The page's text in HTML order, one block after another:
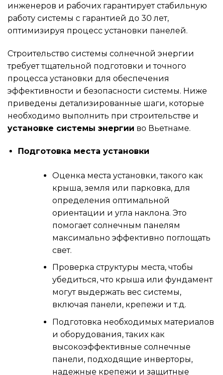
инженеров и рабочих гарантирует стабильную
работу системы с гарантией до 30 лет,
оптимизируя процесс установки панелей.
Строительство системы солнечной энергии
требует тщательной подготовки и точного
процесса установки для обеспечения
эффективности и безопасности системы. Ниже
приведены детализированные шаги, которые
необходимо выполнить при строительстве и
установке системы энергии во Вьетнаме.
Подготовка места установки
Оценка места установки, такого как
крыша, земля или парковка, для
определения оптимальной
ориентации и угла наклона. Это
помогает солнечным панелям
максимально эффективно поглощать
свет.
Проверка структуры места, чтобы
убедиться, что крыша или фундамент
могут выдержать вес системы,
включая панели, крепежи и т.д.
Подготовка необходимых материалов
и оборудования, таких как
высокоэффективные солнечные
панели, подходящие инверторы,
надежные крепежи и защитные